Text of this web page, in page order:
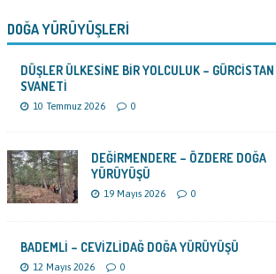
DOĞA YÜRÜYÜŞLERİ
DÜŞLER ÜLKESİNE BİR YOLCULUK – GÜRCİSTAN
SVANETİ
10 Temmuz 2026 0
DEĞİRMENDERE – ÖZDERE DOĞA
YÜRÜYÜŞÜ
19 Mayıs 2026 0
BADEMLİ – CEVİZLİDAĞ DOĞA YÜRÜYÜŞÜ
12 Mayıs 2026 0